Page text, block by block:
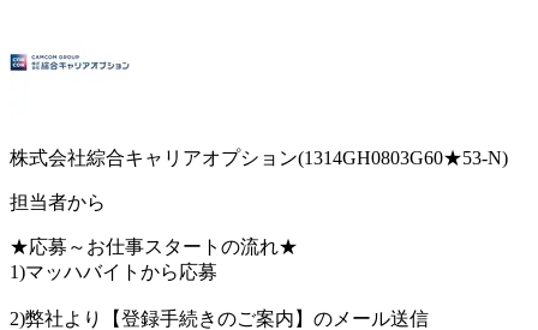
株式会社綜合キャリアオプション(1314GH0803G60★53-N)
担当者から
★応募～お仕事スタートの流れ★
1)マッハバイトから応募
2)弊社より【登録手続きのご案内】のメール送信